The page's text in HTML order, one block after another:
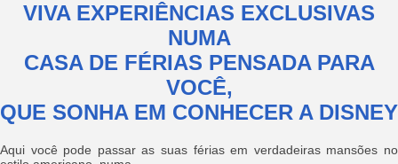
VIVA EXPERIÊNCIAS EXCLUSIVAS
NUMA
CASA DE FÉRIAS PENSADA PARA
VOCÊ,
QUE SONHA EM CONHECER A DISNEY
Aqui você pode passar as suas férias em verdadeiras mansões no